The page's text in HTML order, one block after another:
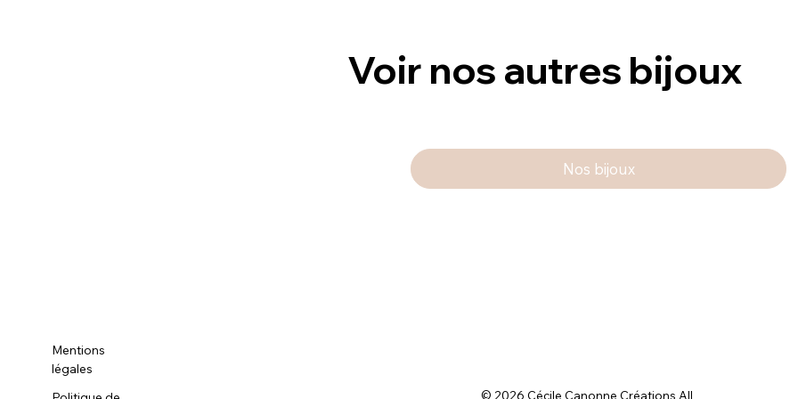
Voir nos autres bijoux
Nos bijoux
Mentions
légales
© 2026 Cécile Canonne Créations All